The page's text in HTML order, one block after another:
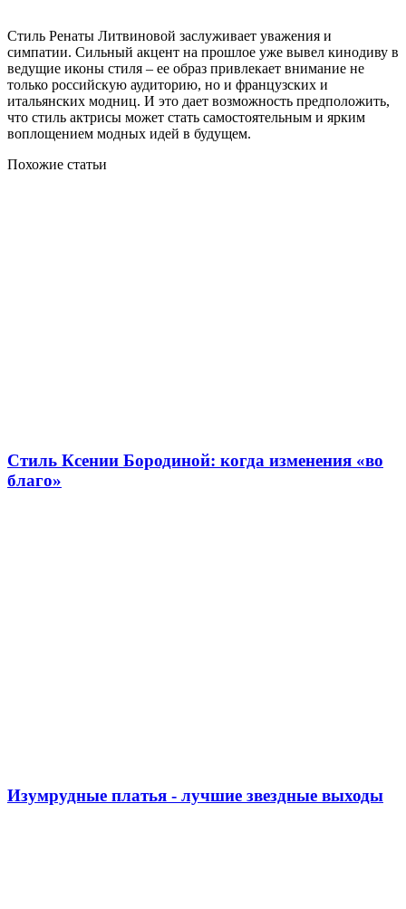
Стиль Ренаты Литвиновой заслуживает уважения и
симпатии. Сильный акцент на прошлое уже вывел кинодиву в
ведущие иконы стиля – ее образ привлекает внимание не
только российскую аудиторию, но и французских и
итальянских модниц. И это дает возможность предположить,
что стиль актрисы может стать самостоятельным и ярким
воплощением модных идей в будущем.
Похожие статьи
Стиль Ксении Бородиной: когда изменения «во
благо»
Изумрудные платья - лучшие звездные выходы